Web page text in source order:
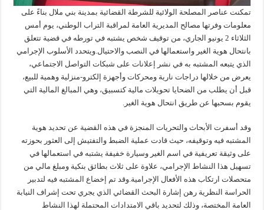
تمكنت عناصر المصلحة الولائية للشرطة القضائية بمدينة بني ملال بناءً على
معلومات وفرتها مصالح المديرية العامة لمراقبة التراب الوطني، يوم أمس
الثلاثاء 2 يونيو الجاري، من توقيف شخص يشتبه في تورطه في قضية تتعلق
بانتحال هوية الغير واستعمالها في النصب والاحتيال.‏‎ويتحدد الأسلوب الإجرامي
الذي يتبعه المشتبه به في نشر إعلانات على شبكات التواصل الاجتماعي،
يعرض من خلالها دراجات نارية ومحركات وأجهزة إلكترو-منزلية وهمية للبيع،
قبل أن يطلب من الضحايا تحويلات مالية كتسبيق، وهي المبالغ المالية التي
يقوم بسحبها عن طريق انتحال هوية الغير.
وقد أسفرت الأبحاث والتحريات المنجزة في هذه القضية عن تحديد هوية
المشتبه فيه وتوقيفه، حيث قادت عملية الضبط والتفتيش إلى العثور بحوزته
على وثيقة تعريفية في اسم الغير وسيارة خفيفة يشتبه في استعمالها في
تسهيل هذا النشاط الإجرامي، علاوة على ثلاث بطائق بنكية ومبلغ مالي من
متحصلات ارتكاب هذه الأفعال الإجرامية.‏‎وقد تم إخضاع المشتبه فيه لتدبير
الحراسة النظرية رهن إشارة البحث القضائي الذي يجري تحت إشراف النيابة
العامة المختصة، وذلك لتحديد باقي الامتدادات المحتملة لهذا النشاط